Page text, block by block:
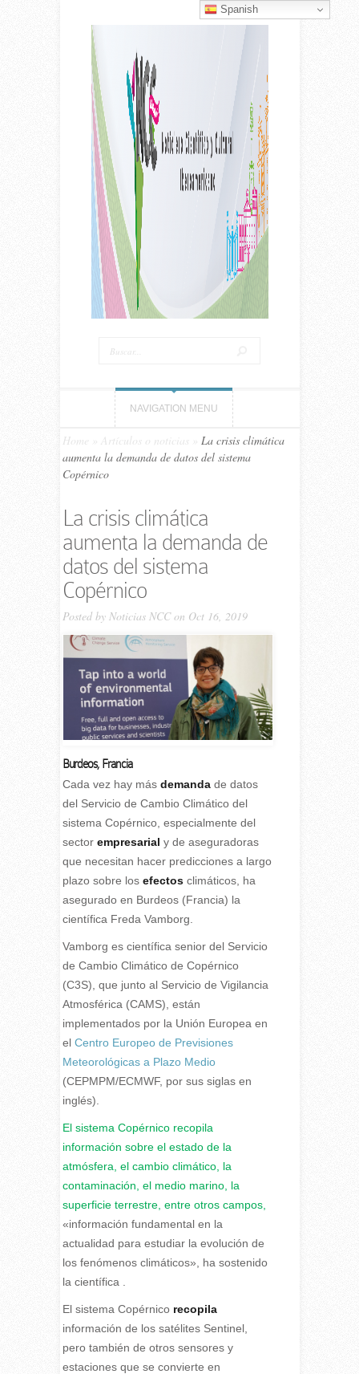
NAVIGATION MENU
Home Artículos o noticias
La crisis climática
aumenta la demanda de datos del sistema
Copérnico
La crisis climática
aumenta la demanda de
datos del sistema
Copérnico
Posted by Noticias NCCon Oct 16, 2019
Burdeos, Francia
Cada vez hay más demandade datos
del Servicio de Cambio Climático del
sistema Copérnico, especialmente del
sector empresarial y de aseguradoras
que necesitan hacer predicciones a largo
plazo sobre los efectosclimáticos, ha
asegurado en Burdeos (Francia) la
científica Freda Vamborg.
Vamborg es científica senior del Servicio
de Cambio Climático de Copérnico
(C3S), que junto al Servicio de Vigilancia
Atmosférica (CAMS), están
implementados por la Unión Europea en
el Centro Europeo de Previsiones
Meteorológicas a Plazo Medio
(CEPMPM/ECMWF, por sus siglas en
inglés).
El sistema Copérnico recopila
información sobre el estado de la
atmósfera, el cambio climático, la
contaminación, el medio marino, la
superficie terrestre, entre otros campos,
«información fundamental en la
actualidad para estudiar la evolución de
los fenómenos climáticos», ha sostenido
la científica .
El sistema Copérnico recopila
información de los satélites Sentinel,
pero también de otros sensores y
estaciones que se convierte en
Spanish